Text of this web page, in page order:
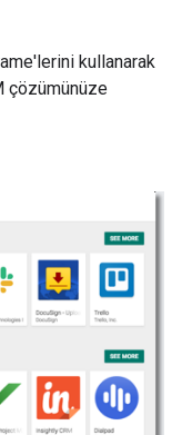
kullanarak
çözümünüze